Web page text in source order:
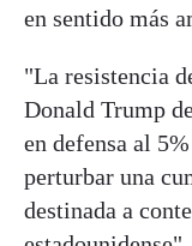
en sentido más
"La resistencia
Donald Trump
en defensa al
perturbar una
destinada a